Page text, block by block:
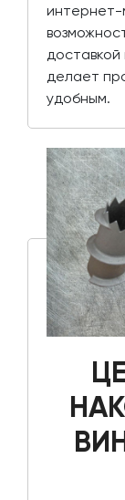
интернет-
делает
удобным.